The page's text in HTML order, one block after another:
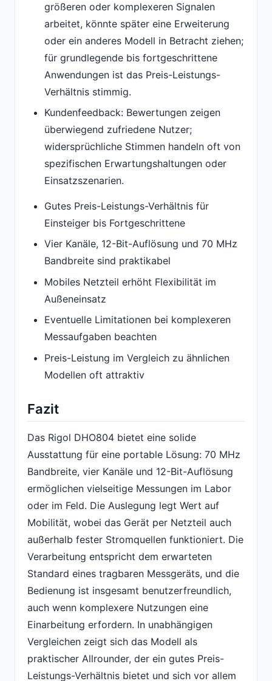
größeren oder komplexeren Signalen
arbeitet, könnte später eine Erweiterung
oder ein anderes Modell in Betracht ziehen;
für grundlegende bis fortgeschrittene
Anwendungen ist das Preis-Leistungs-
Verhältnis stimmig.
Kundenfeedback: Bewertungen zeigen
überwiegend zufriedene Nutzer;
widersprüchliche Stimmen handeln oft von
spezifischen Erwartungshaltungen oder
Einsatzszenarien.
Gutes Preis-Leistungs-Verhältnis für
Einsteiger bis Fortgeschrittene
Vier Kanäle, 12-Bit-Auflösung und 70 MHz
Bandbreite sind praktikabel
Mobiles Netzteil erhöht Flexibilität im
Außeneinsatz
Eventuelle Limitationen bei komplexeren
Messaufgaben beachten
Preis-Leistung im Vergleich zu ähnlichen
Modellen oft attraktiv
Fazit
Das Rigol DHO804 bietet eine solide
Ausstattung für eine portable Lösung: 70 MHz
Bandbreite, vier Kanäle und 12-Bit-Auflösung
ermöglichen vielseitige Messungen im Labor
oder im Feld. Die Auslegung legt Wert auf
Mobilität, wobei das Gerät per Netzteil auch
außerhalb fester Stromquellen funktioniert. Die
Verarbeitung entspricht dem erwarteten
Standard eines tragbaren Messgeräts, und die
Bedienung ist insgesamt benutzerfreundlich,
auch wenn komplexere Nutzungen eine
Einarbeitung erfordern. In unabhängigen
Vergleichen zeigt sich das Modell als
praktischer Allrounder, der ein gutes Preis-
Leistungs-Verhältnis bietet und sich vor allem